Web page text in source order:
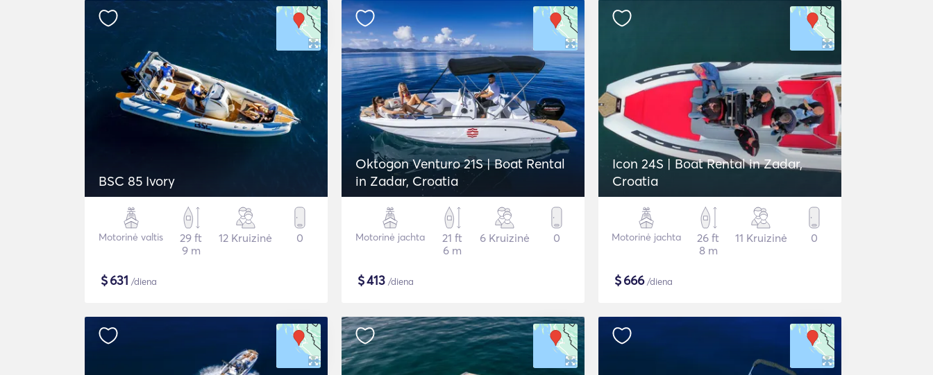
BSC 85 Ivory
Motorinė valtis
29 ft
9 m
12 Kruizinė 0
$631 /diena
Oktogon Venturo 21S | Boat Rental
in Zadar, Croatia
Motorinė jachta
21 ft
6 m
6 Kruizinė 0
$413 /diena
Icon 24S | Boat Rental in Zadar,
Croatia
Motorinė jachta
26 ft
8 m
11 Kruizinė 0
$666/diena